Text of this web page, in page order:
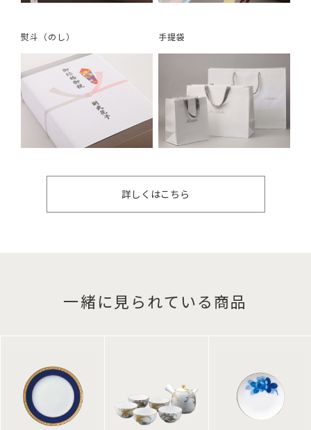
熨斗（のし） 手提袋
詳しくはこちら
一緒に見られている商品